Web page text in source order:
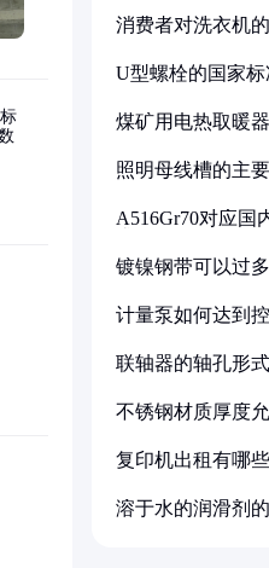
消费者对洗衣机
U型螺栓的国家标
煤矿用电热取暖
照明母线槽的主
A516Gr70对应国
镀镍钢带可以过
计量泵如何达到
联轴器的轴孔形
不锈钢材质厚度
复印机出租有哪
溶于水的润滑剂